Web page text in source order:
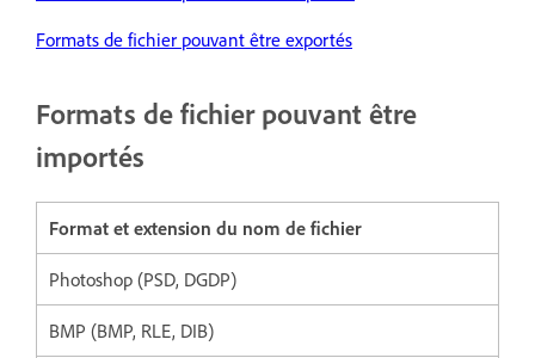
Formats de fichier pouvant être exportés
Formats de fichier pouvant être
importés
Format et extension du nom de fichier
Photoshop (PSD, DGDP)
BMP (BMP, RLE, DIB)